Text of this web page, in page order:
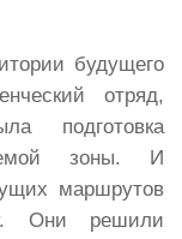
будущего
отряд,
подготовка
зоны. И
маршрутов
Они решили